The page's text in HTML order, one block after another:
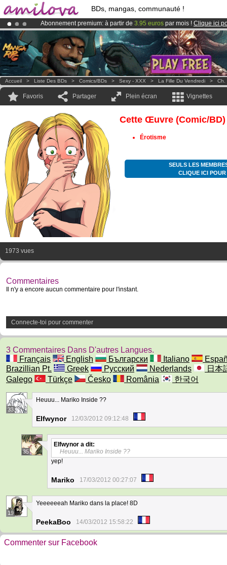
BDs, mangas, communauté !
Abonnement premium: à partir de 3.95 euros par mois ! Clique ici
LeKickstarter Amilova est désormais lancé!.
Déjà 134393membreset 1208BDs & Mangas!
Accueil > Liste Des BDs > Comics/BDs > Sexy - XXX > La Fille Du Vendredi > Ch.
Favoris Partager Plein écran Vignettes
Cette Œuvre (comic/
Érotisme
SEULS LES
CLIQUE ICI
1973 vues
Commentaires
Il n'y a encore aucun commentaire pour l'instant.
Connecte-toi pour commenter
3 Commentaires Dans D'autres Langues.
Français
English Български Italiano
Brazillian Pt.
Greek Русский Nederlands
日本
Galego
Türkçe Česko România 한국어
33
Heuuu... Mariko Inside ??
Elfwynor 12/03/2012 09:12:48
35
Elfwynor a dit:
Heuuu... Mariko Inside ??
yep!
Mariko 17/03/2012 00:27:07
19
Yeeeeeeah Mariko dans la place! 8D
PeekaBoo 14/03/2012 15:58:22
Commenter sur Facebook